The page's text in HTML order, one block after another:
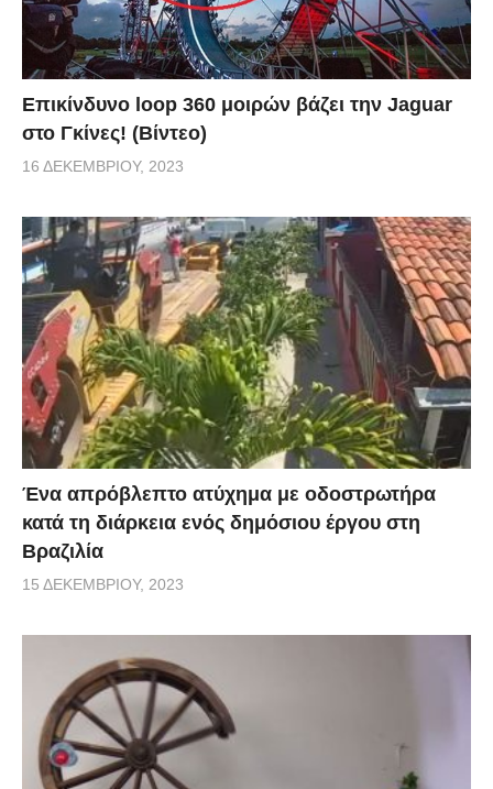
Επικίνδυνο loop 360 μοιρών βάζει την Jaguar
στο Γκίνες! (Βίντεο)
16 ΔΕΚΕΜΒΡΊΟΥ, 2023
Ένα απρόβλεπτο ατύχημα με οδοστρωτήρα
κατά τη διάρκεια ενός δημόσιου έργου στη
Βραζιλία
15 ΔΕΚΕΜΒΡΊΟΥ, 2023